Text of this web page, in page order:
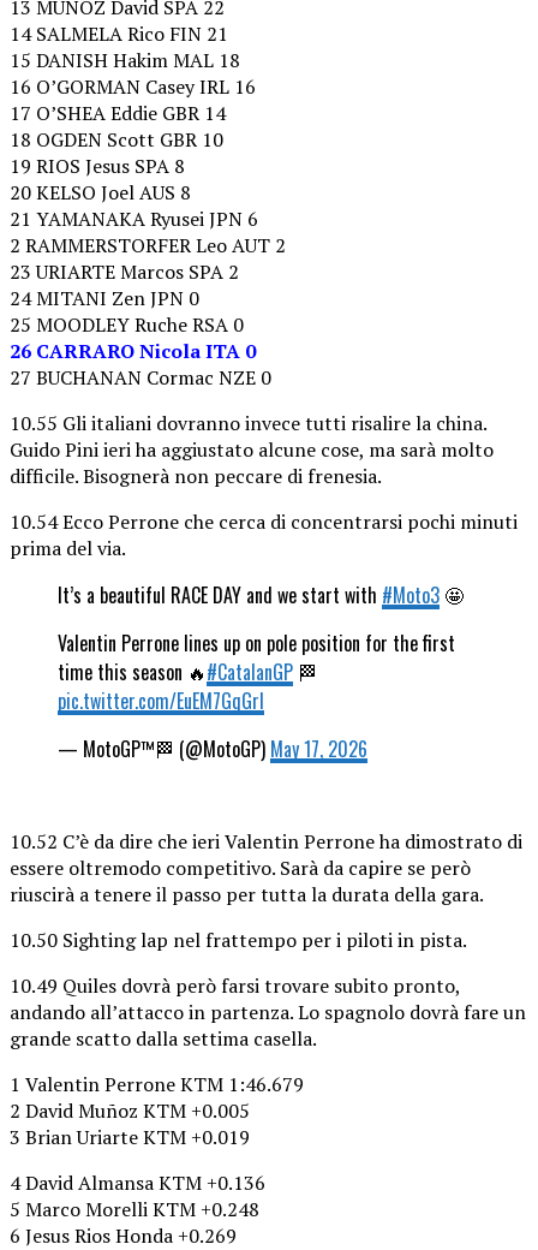
13 MUÑOZ David SPA 22
14 SALMELA Rico FIN 21
15 DANISH Hakim MAL 18
16 O’GORMAN Casey IRL 16
17 O’SHEA Eddie GBR 14
18 OGDEN Scott GBR 10
19 RIOS Jesus SPA 8
20 KELSO Joel AUS 8
21 YAMANAKA Ryusei JPN 6
2 RAMMERSTORFER Leo AUT 2
23 URIARTE Marcos SPA 2
24 MITANI Zen JPN 0
25 MOODLEY Ruche RSA 0
26 CARRARO Nicola ITA 0
27 BUCHANAN Cormac NZE 0
10.55 Gli italiani dovranno invece tutti risalire la china.
Guido Pini ieri ha aggiustato alcune cose, ma sarà molto
difficile. Bisognerà non peccare di frenesia.
10.54 Ecco Perrone che cerca di concentrarsi pochi minuti
prima del via.
It’s a beautiful RACE DAY and we start with #Moto3 🤩
Valentin Perrone lines up on pole position for the first
time this season 🔥#CatalanGP 🏁
pic.twitter.com/EuEM7GqGrI
— MotoGP™🏁 (@MotoGP) May 17, 2026
10.52 C’è da dire che ieri Valentin Perrone ha dimostrato di
essere oltremodo competitivo. Sarà da capire se però
riuscirà a tenere il passo per tutta la durata della gara.
10.50 Sighting lap nel frattempo per i piloti in pista.
10.49 Quiles dovrà però farsi trovare subito pronto,
andando all’attacco in partenza. Lo spagnolo dovrà fare un
grande scatto dalla settima casella.
1 Valentin Perrone KTM 1:46.679
2 David Muñoz KTM +0.005
3 Brian Uriarte KTM +0.019
4 David Almansa KTM +0.136
5 Marco Morelli KTM +0.248
6 Jesus Rios Honda +0.269